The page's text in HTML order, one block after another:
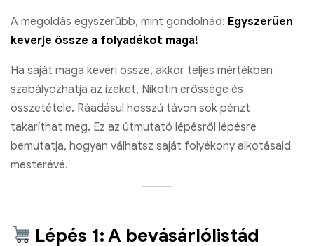
A megoldás egyszerűbb, mint gondolnád: Egyszerűen
keverje össze a folyadékot maga!
Ha saját maga keveri össze, akkor teljes mértékben
szabályozhatja az ízeket, Nikotin erőssége és
összetétele. Ráadásul hosszú távon sok pénzt
takaríthat meg. Ez az útmutató lépésről lépésre
bemutatja, hogyan válhatsz saját folyékony alkotásaid
mesterévé.
Lépés 1: A bevásárlólistád